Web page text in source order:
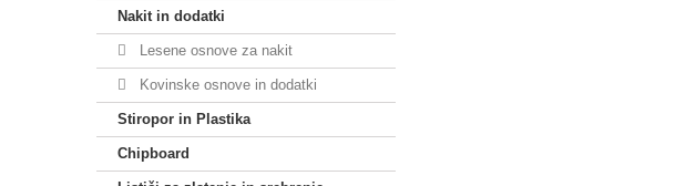
Nakit in dodatki
Lesene osnove za nakit
Kovinske osnove in dodatki
Stiropor in Plastika
Chipboard